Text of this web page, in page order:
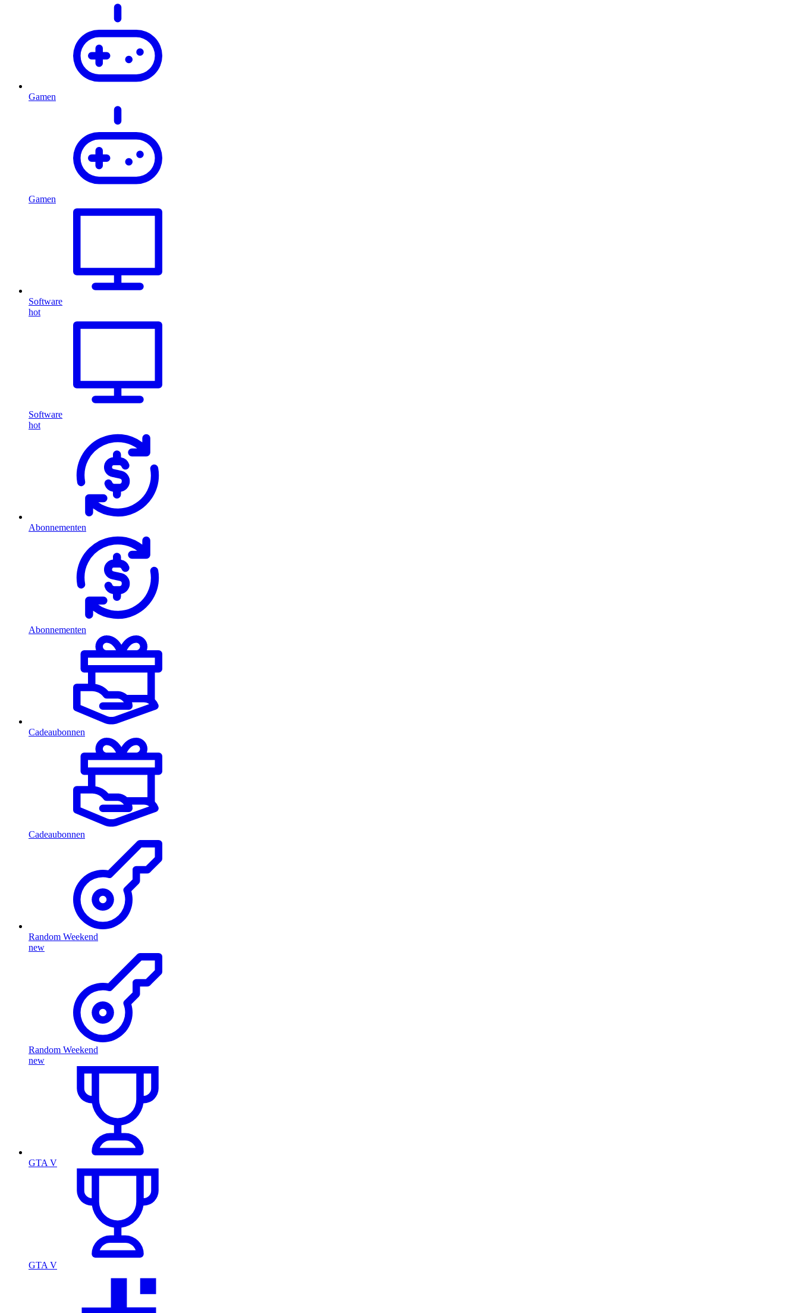
Gamen
Gamen
Software
hot
Software
hot
Abonnementen
Abonnementen
Cadeaubonnen
Cadeaubonnen
Random Weekend
new
Random Weekend
new
GTA V
GTA V